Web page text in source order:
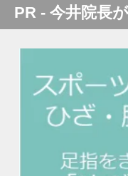
PR - 今井院長